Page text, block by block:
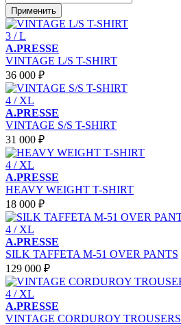
Применить
3 / L
A.PRESSE
VINTAGE L/S T-SHIRT
36 000 ₽
4 / XL
A.PRESSE
VINTAGE S/S T-SHIRT
31 000 ₽
4 / XL
A.PRESSE
HEAVY WEIGHT T-SHIRT
18 000 ₽
4 / XL
A.PRESSE
SILK TAFFETA M-51 OVER PANTS
129 000 ₽
4 / XL
A.PRESSE
VINTAGE CORDUROY TROUSERS